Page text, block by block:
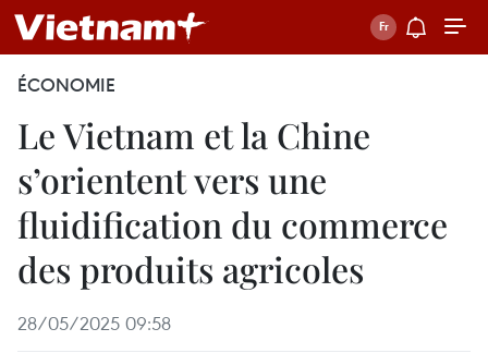
ÉCONOMIE
Le Vietnam et la Chine
s’orientent vers une
fluidification du commerce
des produits agricoles
28/05/2025 09:58